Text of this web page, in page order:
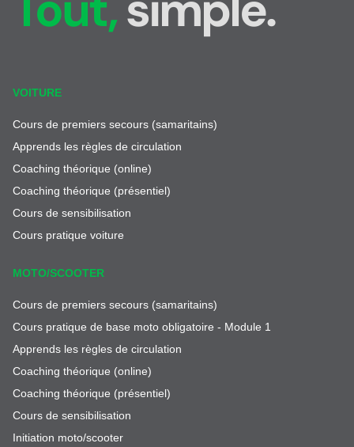
La formation complémentaire, appelée 2ème phase,
coûte environ 350 CHF par journée. Ces frais peuvent
conduire en privé.
Synchronisez-vous avec votre moniteur et votre
moniteur afin de ne pas laisser place aux mauvaises
habitudes
VOITURE
Cours de premiers secours (samaritains)
Apprends les règles de circulation
Coaching théorique (online)
Coaching théorique (présentiel)
Cours de sensibilisation
Cours pratique voiture
MOTO/SCOOTER
Cours de premiers secours (samaritains)
Cours pratique de base moto obligatoire - Module 1
Apprends les règles de circulation
Coaching théorique (online)
Coaching théorique (présentiel)
Cours de sensibilisation
Initiation moto/scooter